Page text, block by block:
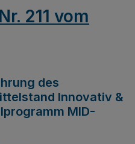
211 vom
des
Innovativ &
MID-